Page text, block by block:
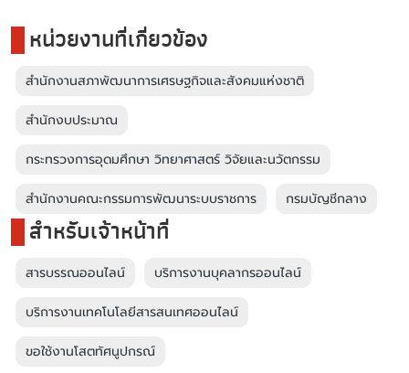
หน่วยงานที่เกี่ยวข้อง
สำนักงานสภาพัฒนาการเศรษฐกิจและสังคมแห่งชาติ
สำนักงบประมาณ
กระทรวงการอุดมศึกษา วิทยาศาสตร์ วิจัยและนวัตกรรม
สำนักงานคณะกรรมการพัฒนาระบบราชการ กรมบัญชีกลาง
สำหรับเจ้าหน้าที่
สารบรรณออนไลน์ บริการงานบุคลากรออนไลน์
บริการงานเทคโนโลยีสารสนเทศออนไลน์
ขอใช้งานโสตทัศนูปกรณ์